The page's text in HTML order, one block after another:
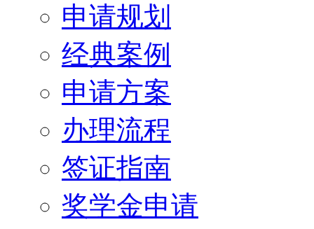
申请规划
经典案例
申请方案
办理流程
签证指南
奖学金申请